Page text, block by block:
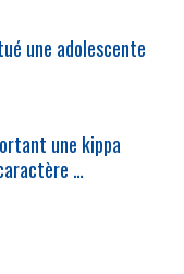
une adolescente
une kippa
…